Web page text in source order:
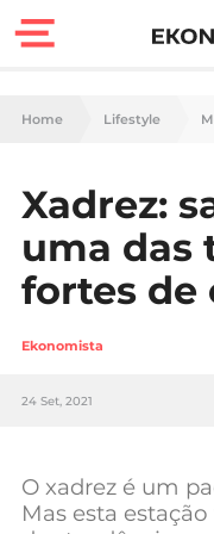
Finanças
Carreira
Casa
Lifestyle
Sociedade
Negócios
Home Lifestyle
Xadrez:
uma das
fortes de
Ekonomista
24 Set, 2021
O xadrez é um
Mas esta